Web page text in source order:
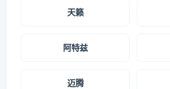
天籁
阿特兹
迈腾